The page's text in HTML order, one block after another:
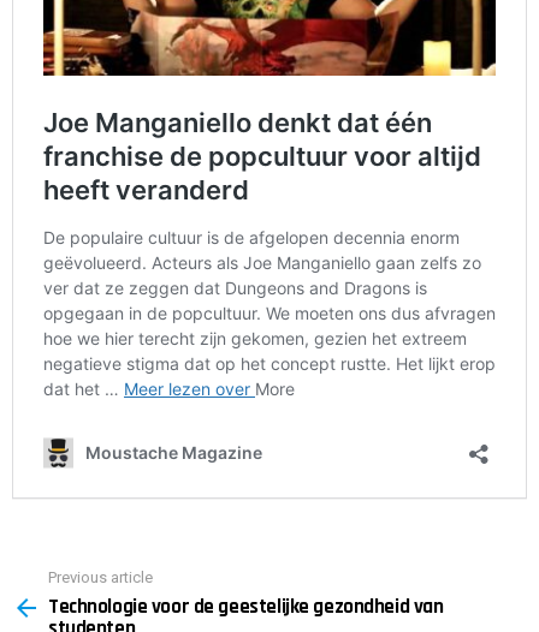
more
Previous article
Technologie voor de geestelijke gezondheid van